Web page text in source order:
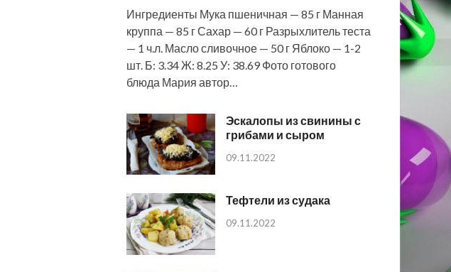
Ингредиенты Мука пшеничная — 85 г Манная
круппа — 85 г Сахар — 60 г Разрыхлитель теста
— 1 ч.л. Масло сливочное — 50 г Яблоко — 1-2
шт. Б: 3.34 Ж: 8.25 У: 38.69 Фото готового
блюда Мария автор…
Эскалопы из свинины с
грибами и сыром
09.11.2022
Тефтели из судака
09.11.2022